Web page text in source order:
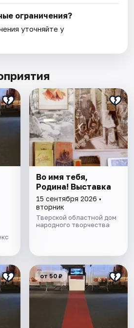
ограничения?
уточняйте у
Во имя тебя,
Родина! Выставка
15 сентября 2026 •
вторник
Тверской областной дом
народного творчества
от 50 ₽